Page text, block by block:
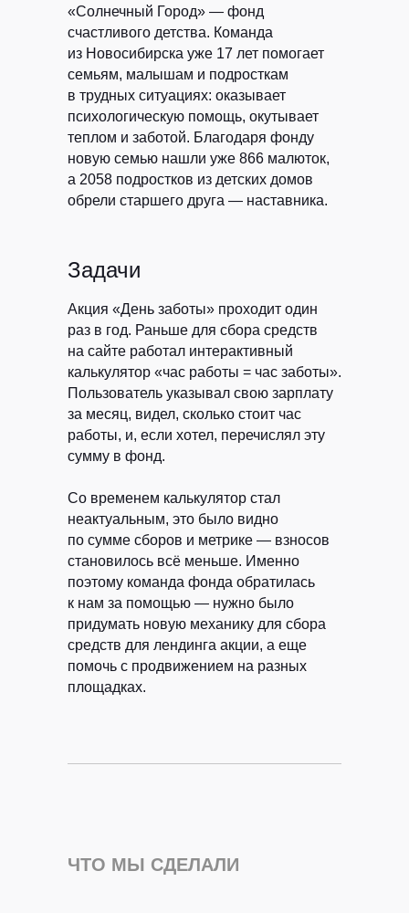
«Солнечный Город» — фонд
счастливого детства. Команда
из Новосибирска уже 17 лет помогает
семьям, малышам и подросткам
в трудных ситуациях: оказывает
психологическую помощь, окутывает
теплом и заботой. Благодаря фонду
новую семью нашли уже 866 малюток,
а 2058 подростков из детских домов
обрели старшего друга — наставника.
Задачи
Акция «День заботы» проходит один
раз в год. Раньше для сбора средств
на сайте работал интерактивный
калькулятор «час работы = час заботы».
Пользователь указывал свою зарплату
за месяц, видел, сколько стоит час
работы, и, если хотел, перечислял эту
сумму в фонд.
Со временем калькулятор стал
неактуальным, это было видно
по сумме сборов и метрике — взносов
становилось всё меньше. Именно
поэтому команда фонда обратилась
к нам за помощью — нужно было
придумать новую механику для сбора
средств для лендинга акции, а еще
помочь с продвижением на разных
площадках.
ЧТО МЫ СДЕЛАЛИ